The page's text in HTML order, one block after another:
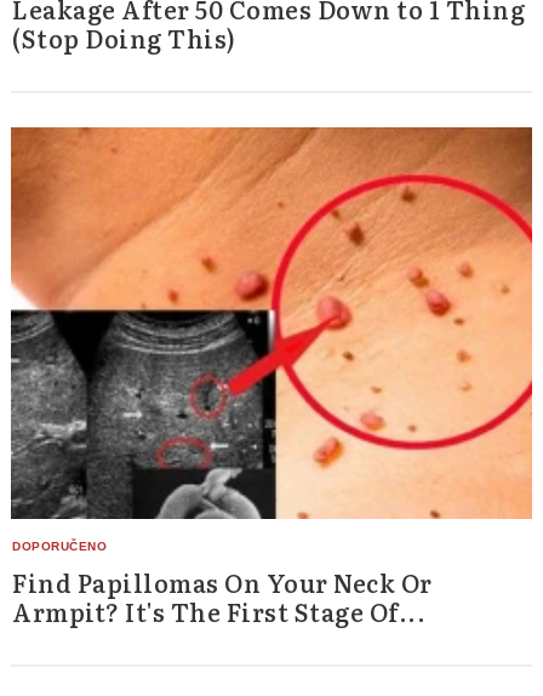
Leakage After 50 Comes Down to 1 Thing
(Stop Doing This)
Find Papillomas On Your Neck Or
Armpit? It's The First Stage Of...